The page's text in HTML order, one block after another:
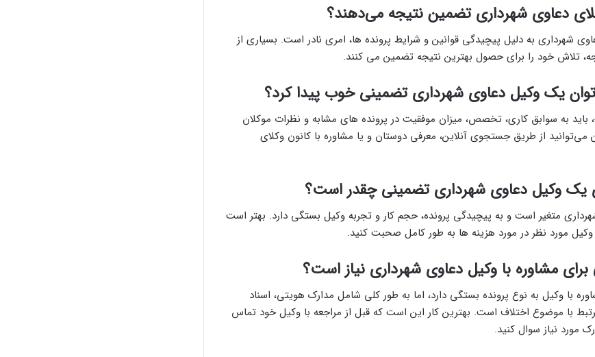
دعاوی شهرداری تضمین نتیجه می‌دهند؟
شهرداری به دلیل پیچیدگی قوانین و شرایط پرونده ها، امری نادر است. بسیاری از
تلاش خود را برای حصول بهترین نتیجه تضمین می کنند.
یک وکیل دعاوی شهرداری تضمینی خوب پیدا کرد؟
باید به سوابق کاری، تخصص، میزان موفقیت در پرونده های مشابه و نظرات موکلان
از طریق جستجوی آنلاین، معرفی دوستان و یا مشاوره با کانون وکلای
یک وکیل دعاوی شهرداری تضمینی چقدر است؟
متغیر است و به پیچیدگی پرونده، حجم کار و تجربه وکیل بستگی دارد. بهتر است
مورد نظر در مورد هزینه ها به طور کامل صحبت کنید.
مشاوره با وکیل دعاوی شهرداری نیاز است؟
با وکیل به نوع پرونده بستگی دارد، اما به طور کلی شامل مدارک هویتی، اسناد
با موضوع اختلاف است. بهترین کار این است که قبل از مراجعه با وکیل خود تماس
مورد نیاز سوال کنید.